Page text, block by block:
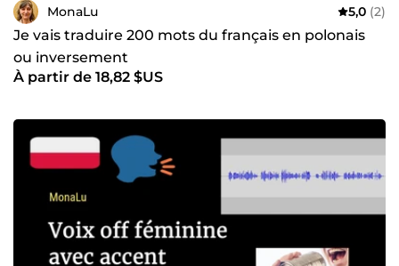
MonaLu 5,0 (2)
Je vais traduire 200 mots du français en polonais
ou inversement
À partir de 18,82 $US